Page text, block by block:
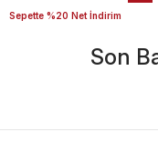
Sepette %20 Net İndirim
Son